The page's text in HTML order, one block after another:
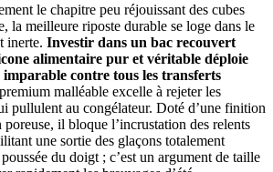
le chapitre peu réjouissant des cubes
la meilleure riposte durable se loge dans le
inerte. Investir dans un bac recouvert
alimentaire pur et véritable déploie
contre tous les transferts
malléable excelle à rejeter les
pullulent au congélateur. Doté d’une finition
poreuse, il bloque l’incrustation des relents
une sortie des glaçons totalement
du doigt ; c’est un argument de taille